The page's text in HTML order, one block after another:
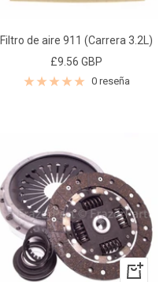
Filtro de aire 911 (Carrera 3.2L)
Precio
de
£9.56 GBP
0 reseña
+